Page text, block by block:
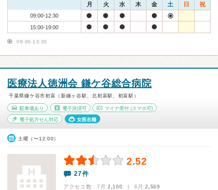
月 火 水 木 金 土 日 祝
09:00-12:30
15:00-19:00
09:00-13:30
医療法人徳洲会 鎌ケ谷総合病院
千葉県鎌ケ谷市初富（新鎌ヶ谷駅、北初富駅、初富駅）
駐車場あり 電子決済可 マイナ受付 (スマホ可)
電子処方せん対応 女医在籍
土曜（〜12:00）
2.52
27件
アクセス数 7月:2,100 | 6月:2,569